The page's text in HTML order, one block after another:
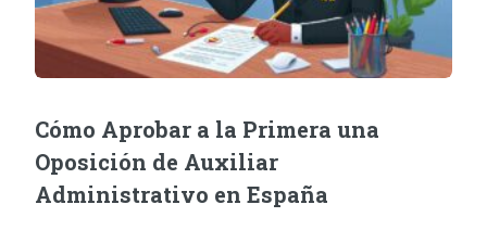
Cómo Aprobar a la Primera una
Oposición de Auxiliar
Administrativo en España